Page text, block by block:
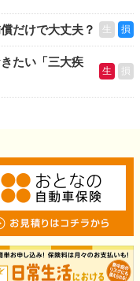
だけで大丈夫？ 生 損
たい「三大疾
生 損